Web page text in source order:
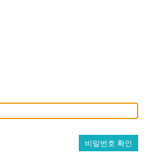
비밀번호 확인